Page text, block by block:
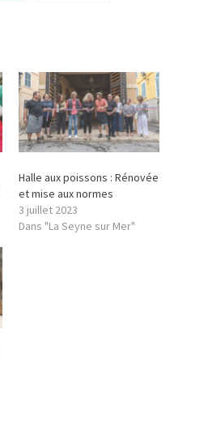
Halle aux poissons : Rénovée
et mise aux normes
3 juillet 2023
Dans "La Seyne sur Mer"